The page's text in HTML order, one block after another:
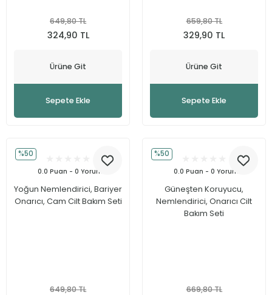
649,80 TL
324,90 TL
Ürüne Git
Sepete Ekle
659,80 TL
329,90 TL
Ürüne Git
Sepete Ekle
%50
0.0 Puan - 0 Yorum
Yoğun Nemlendirici, Bariyer
Onarıcı, Cam Cilt Bakım Seti
649,80 TL
%50
0.0 Puan - 0 Yorum
Güneşten Koruyucu,
Nemlendirici, Onarıcı Cilt
Bakım Seti
669,80 TL